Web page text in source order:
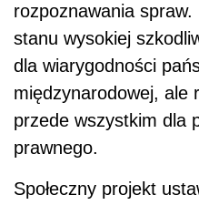
rozpoznawania spraw.
stanu wysokiej
dla wiarygodności
międzynarodowej, ale
przede wszystkim dla
prawnego.
Społeczny projekt